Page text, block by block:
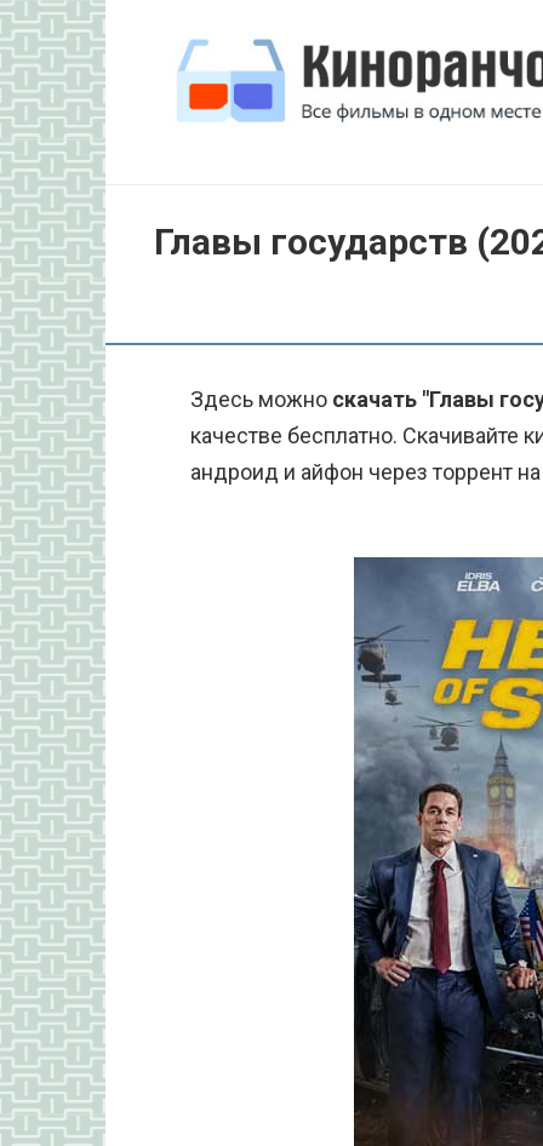
Перейти
к
контенту
Главы государств
Здесь можно скачать "Главы
качестве бесплатно.
андроид и айфон через торрент